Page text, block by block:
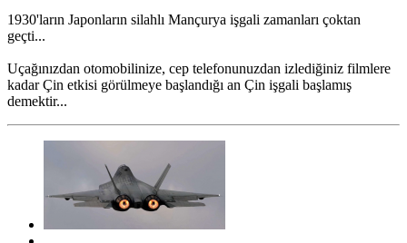
1930'ların Japonların silahlı Mançurya işgali zamanları çoktan
geçti...
Uçağınızdan otomobilinize, cep telefonunuzdan izlediğiniz filmlere
kadar Çin etkisi görülmeye başlandığı an Çin işgali başlamış
demektir...